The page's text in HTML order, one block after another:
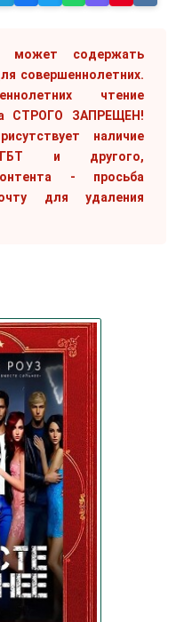
может содержать
совершеннолетних.
чтение
СТРОГО ЗАПРЕЩЕН!
наличие
и другого,
- просьба
для удаления